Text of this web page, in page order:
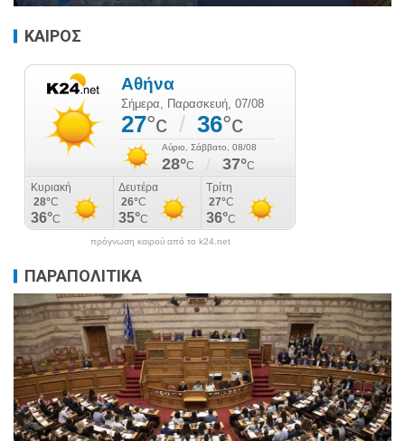
ΚΑΙΡΟΣ
πρόγνωση καιρού από το k24.net
ΠΑΡΑΠΟΛΙΤΙΚΑ
ΠΑΡΑΠΟΛΙΤΙΚΑ ΠΟΛΙΤΙΚΗ